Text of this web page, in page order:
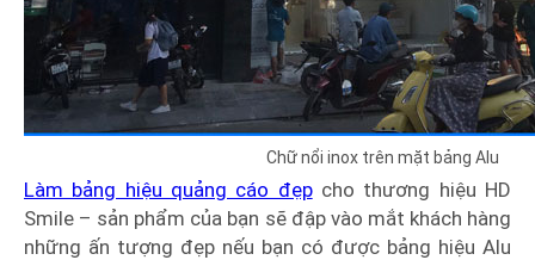
Chữ nổi inox trên mặt bảng Alu
Làm bảng hiệu quảng cáo đẹpcho thương hiệu HD
Smile – sản phẩm của bạn sẽ đập vào mắt khách hàng
những ấn tượng đẹp nếu bạn có được bảng hiệu Alu